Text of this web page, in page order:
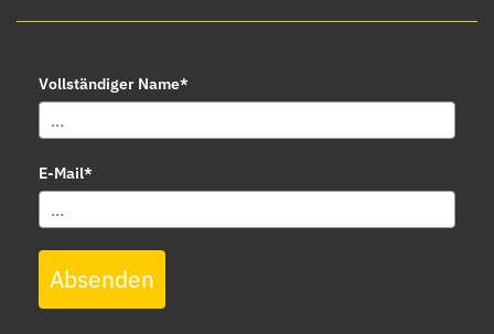
Vollständiger Name*
E-Mail*
Absenden